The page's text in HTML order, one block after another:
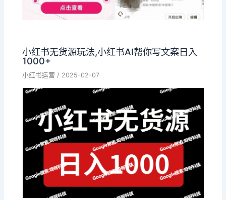
小红书无货源玩法,小红书AI帮你写文案日入
1000+
小红书运营 / 2025-02-07